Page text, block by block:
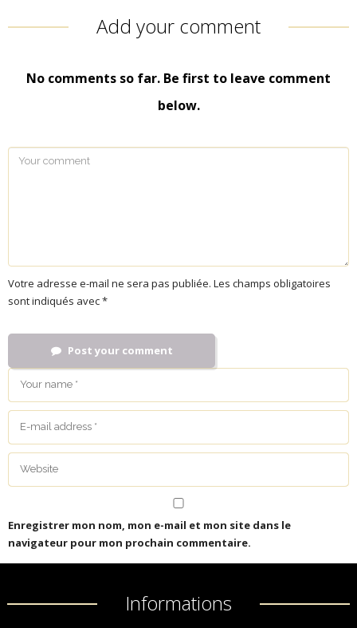
Add your comment
No comments so far. Be first to leave comment
below.
Votre adresse e-mail ne sera pas publiée. Les champs obligatoires
sont indiqués avec*
Post your comment
Enregistrer mon nom, mon e-mail et mon site dans le
navigateur pour mon prochain commentaire.
Informations